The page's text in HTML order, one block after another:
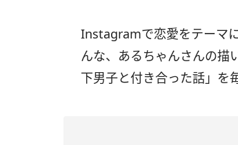
Instagramで恋愛をテーマ
んな、あるちゃんさんの描
下男子と付き合った話 」を